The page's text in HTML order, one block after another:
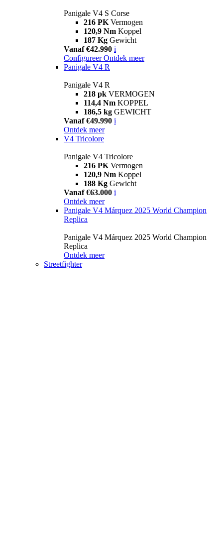
Panigale V4 S Corse
216 PK Vermogen
120,9 Nm Koppel
187 Kg Gewicht
Vanaf €42.990 i
Configureer Ontdek meer
Panigale V4 R
Panigale V4 R
218 pk VERMOGEN
114,4 Nm KOPPEL
186,5 kg GEWICHT
Vanaf €49.990 i
Ontdek meer
V4 Tricolore
Panigale V4 Tricolore
216 PK Vermogen
120,9 Nm Koppel
188 Kg Gewicht
Vanaf €63.000 i
Ontdek meer
Panigale V4 Márquez 2025 World Champion
Replica
Panigale V4 Márquez 2025 World Champion
Replica
Ontdek meer
Streetfighter